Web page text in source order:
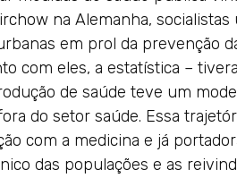
na Alemanha,
em prol da prevenção
com eles, a estatística –
de saúde teve um
do setor saúde. Essa
com a medicina e já
das populações e as